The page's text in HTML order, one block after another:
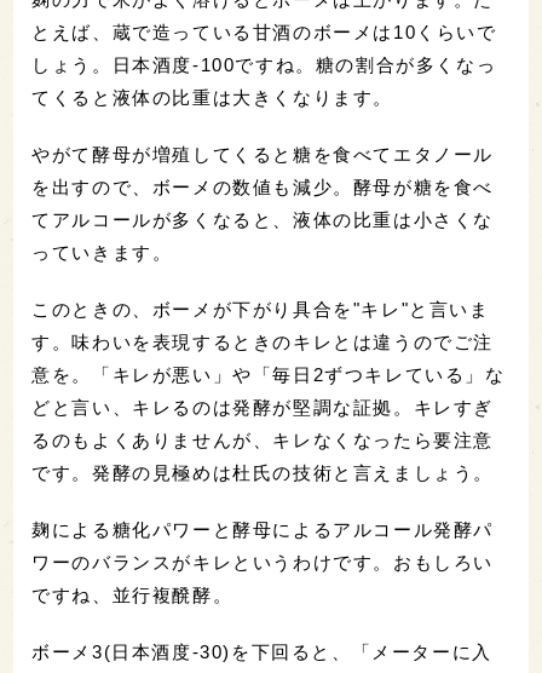
とえば、蔵で造っている甘酒のボーメは10くらいで
しょう。日本酒度-100ですね。糖の割合が多くなっ
てくると液体の比重は大きくなります。
やがて酵母が増殖してくると糖を食べてエタノール
を出すので、ボーメの数値も減少。酵母が糖を食べ
てアルコールが多くなると、液体の比重は小さくな
っていきます。
このときの、ボーメが下がり具合を"キレ"と言いま
す。味わいを表現するときのキレとは違うのでご注
意を。「キレが悪い」や「毎日2ずつキレている」な
どと言い、キレるのは発酵が堅調な証拠。キレすぎ
るのもよくありませんが、キレなくなったら要注意
です。発酵の見極めは杜氏の技術と言えましょう。
麹による糖化パワーと酵母によるアルコール発酵パ
ワーのバランスがキレというわけです。おもしろい
ですね、並行複醗酵。
ボーメ3(日本酒度-30)を下回ると、「メーターに入